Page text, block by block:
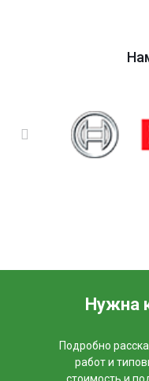
Нужна
Подробно
работ и
стоимость и